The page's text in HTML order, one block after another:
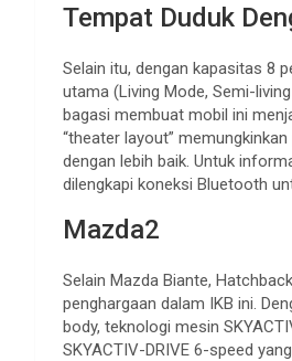
Tempat Duduk
Selain itu, dengan kapasitas 8
utama (Living Mode, Semi-
bagasi membuat mobil ini
“theater layout”
dengan lebih baik. Untuk
dilengkapi koneksi Bluetooth
Mazda2
Selain Mazda Biante,
penghargaan dalam IKB ini.
body, teknologi mesin
SKYACTIV-DRIVE 6-speed